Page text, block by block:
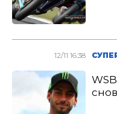
12/11 16:38